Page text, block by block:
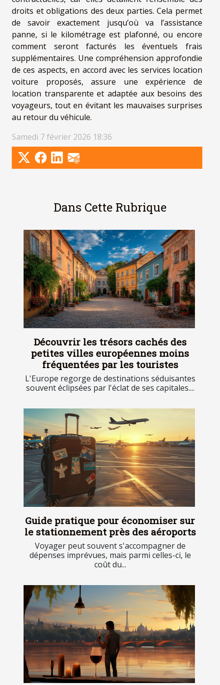
droits et obligations des deux parties. Cela permet
de savoir exactement jusqu’où va l’assistance
panne, si le kilométrage est plafonné, ou encore
comment seront facturés les éventuels frais
supplémentaires. Une compréhension approfondie
de ces aspects, en accord avec les services location
voiture proposés, assure une expérience de
location transparente et adaptée aux besoins des
voyageurs, tout en évitant les mauvaises surprises
au retour du véhicule.
Samedi 7 février 2026 18:36
Dans Cette Rubrique
Découvrir les trésors cachés des
petites villes européennes moins
fréquentées par les touristes
L'Europe regorge de destinations séduisantes
souvent éclipsées par l'éclat de ses capitales....
Guide pratique pour économiser sur
le stationnement près des aéroports
Voyager peut souvent s'accompagner de
dépenses imprévues, mais parmi celles-ci, le
coût du...